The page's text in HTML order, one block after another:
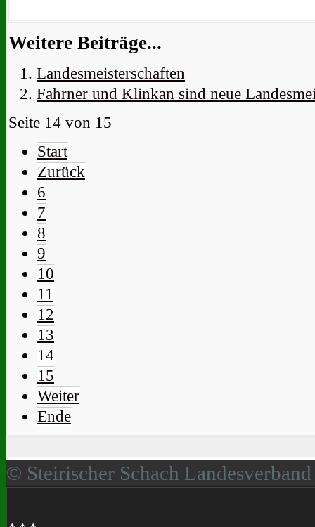
Weitere Beiträge...
Landesmeisterschaften
Fahrner und Klinkan sind neue
Seite 14 von 15
Start
Zurück
6
7
8
9
10
11
12
13
14
15
Weiter
Ende
© Steirischer Schach Landesverband